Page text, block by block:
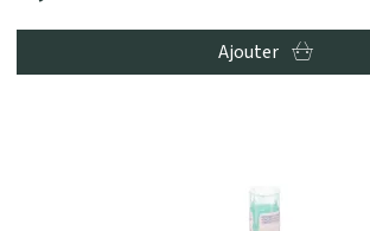
Ajouter